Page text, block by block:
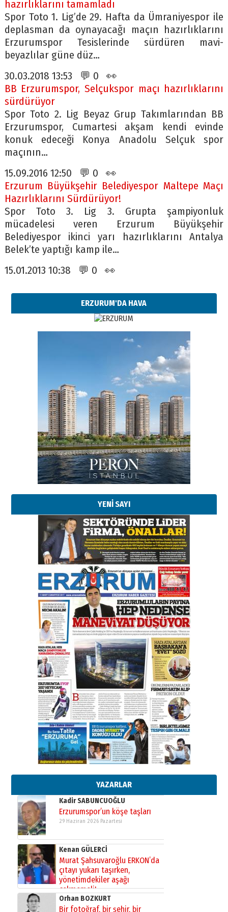
hazırlıklarını tamamladı
Spor Toto 1. Lig’de 29. Hafta da Ümraniyespor ile
deplasman da oynayacağı maçın hazırlıklarını
Erzurumspor Tesislerinde sürdüren mavi-
beyazlılar güne düz…
30.03.2018 13:53 💬 0 👀
BB Erzurumspor, Selçukspor maçı hazırlıklarını
sürdürüyor
Spor Toto 2. Lig Beyaz Grup Takımlarından BB
Erzurumspor, Cumartesi akşam kendi evinde
konuk edeceği Konya Anadolu Selçuk spor
maçının…
15.09.2016 12:50 💬 0 👀
Erzurum Büyükşehir Belediyespor Maltepe Maçı
Hazırlıklarını Sürdürüyor!
Spor Toto 3. Lig 3. Grupta şampiyonluk
mücadelesi veren Erzurum Büyükşehir
Belediyespor ikinci yarı hazırlıklarını Antalya
Belek’te yaptığı kamp ile…
15.01.2013 10:38 💬 0 👀
ERZURUM'DA HAVA
YENİ SAYI
YAZARLAR
Esat BİNDESEN
Başkan Sekmen’den Erzurum’a
bir vizyon proje daha!
02 Ağustos 2026 Pazar
Kadir SABUNCUOĞLU
Erzurumspor’un köşe taşları
29 Haziran 2026 Pazartesi
Kenan GÜLERCİ
Murat Şahsuvaroğlu ERKON’da
çıtayı yukarı taşırken,
yönetimdekiler aşağı
çekmemeli!
17 Şubat 2026 SalıOrhan BOZKURT
Bir fotoğraf, bir şehir, bir
gazeteci… Dizginler kimin
elinde?
31 Mart 2026 Salı
A. Berhan Yılmaz
BİR BÖLÜM DEĞİL, BİR ÖMÜR
SEÇİYORSUNUZ… “NEDEN
ATATÜRK ÜNİVERSİTESİ?”
28 Temmuz 2026 Salı
Ahmet Gökhan YAZICI
Ahmed Yesevi’den bir Alperen…
”Reisimiz” idi… Hakka yürüdü.!
26 Mart 2026 Perşembe
Cem Bakırcı
Ardında bıraktığı hatıralarıyla
gönül adamı Faruk Terzioğlu!
13 Mayıs 2026 Çarşamba
Esat BİNDESEN
Başkan Sekmen’den Erzurum’a
02 Ağustos 2026 Pazar
Kadir SABUNCUOĞLU
Erzurumspor’un köşe taşları
29 Haziran 2026 Pazartesi
Kenan GÜLERCİ
Murat Şahsuvaroğlu ERKON’da
çıtayı yukarı taşırken,
yönetimdekiler aşağı
çekmemeli!
17 Şubat 2026 SalıOrhan BOZKURT
Bir fotoğraf, bir şehir, bir